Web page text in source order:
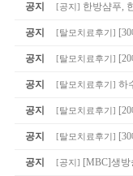
공지 [공지 ] 한방샴푸,
공지 [탈모치료후기 ]
공지 [탈모치료후기 ]
공지 [탈모치료후기 ] 하
공지 [탈모치료후기 ]
공지 [탈모치료후기 ]
공지 [공지 ] [MBC]생방